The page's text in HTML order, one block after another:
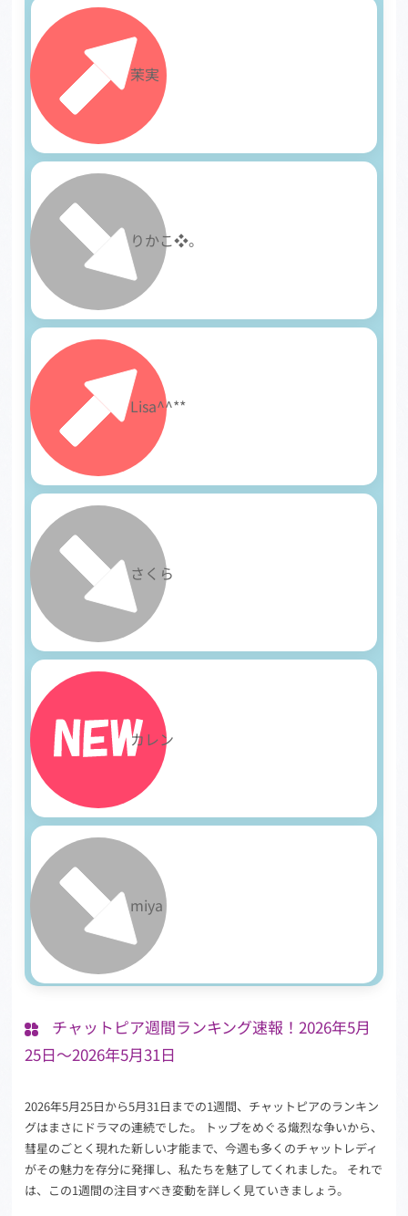
茉実
26 りかこ❖。
Lisa^^**
28 さくら
29 カレン
30 miya
チャットピア週間ランキング速報！2026年5月
25日～2026年5月31日
2026年5月25日から5月31日までの1週間、チャットピアのランキン
グはまさにドラマの連続でした。 トップをめぐる熾烈な争いから、
彗星のごとく現れた新しい才能まで、今週も多くのチャットレディ
がその魅力を存分に発揮し、私たちを魅了してくれました。 それで
は、この1週間の注目すべき変動を詳しく見ていきましょう。